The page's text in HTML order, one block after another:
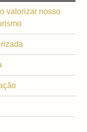
valorizar nosso